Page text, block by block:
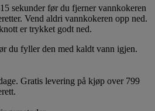
sekunder før du fjerner vannkokeren
Vend aldri vannkokeren opp ned.
er trykket godt ned.
du fyller den med kaldt vann igjen.
Gratis levering på kjøp over 799